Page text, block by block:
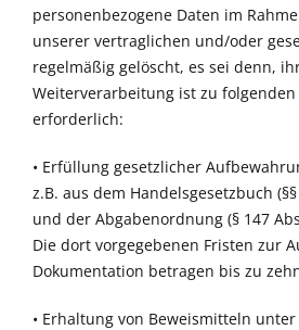
personenbezogene Daten im
unserer vertraglichen und/oder
regelmäßig gelöscht, es sei denn,
Weiterverarbeitung ist zu folgenden
erforderlich:
• Erfüllung gesetzlicher
z.B. aus dem Handelsgesetzbuch
und der Abgabenordnung (§ 147
Die dort vorgegebenen Fristen zur
Dokumentation betragen bis zu
• Erhaltung von Beweismitteln